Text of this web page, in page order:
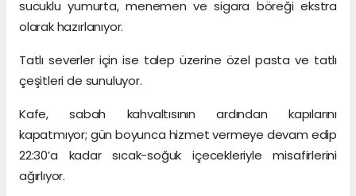
sucuklu yumurta, menemen ve sigara böreği ekstra
olarak hazırlanıyor.
Tatlı severler için ise talep üzerine özel pasta ve tatlı
çeşitleri de sunuluyor.
Kafe, sabah kahvaltısının ardından kapılarını
kapatmıyor; gün boyunca hizmet vermeye devam edip
22:30’a kadar sıcak-soğuk içecekleriyle misafirlerini
ağırlıyor.